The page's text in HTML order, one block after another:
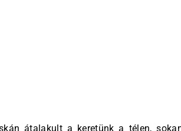
átalakult a keretünk a télen,